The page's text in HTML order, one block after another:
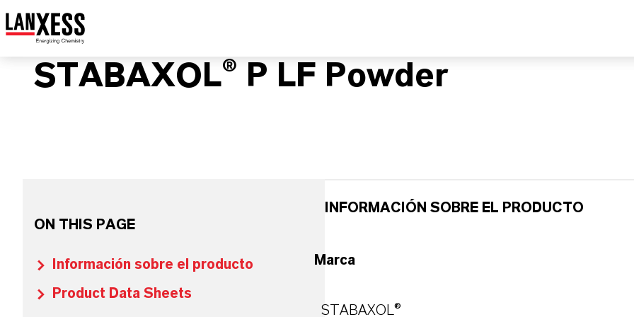
STABAXOL® P LF Powder
ON THIS PAGE
Información sobre el producto
Product Data Sheets
INFORMACIÓN SOBRE EL PRODUCTO
Marca
STABAXOL®